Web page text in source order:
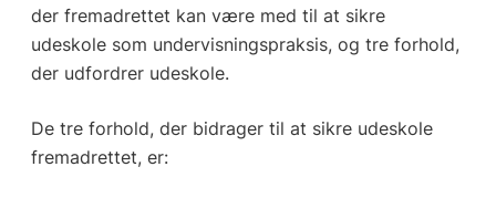
der fremadrettet kan være med til at sikre
udeskole som undervisningspraksis, og tre forhold,
der udfordrer udeskole.
De tre forhold, der bidrager til at sikre udeskole
fremadrettet, er: